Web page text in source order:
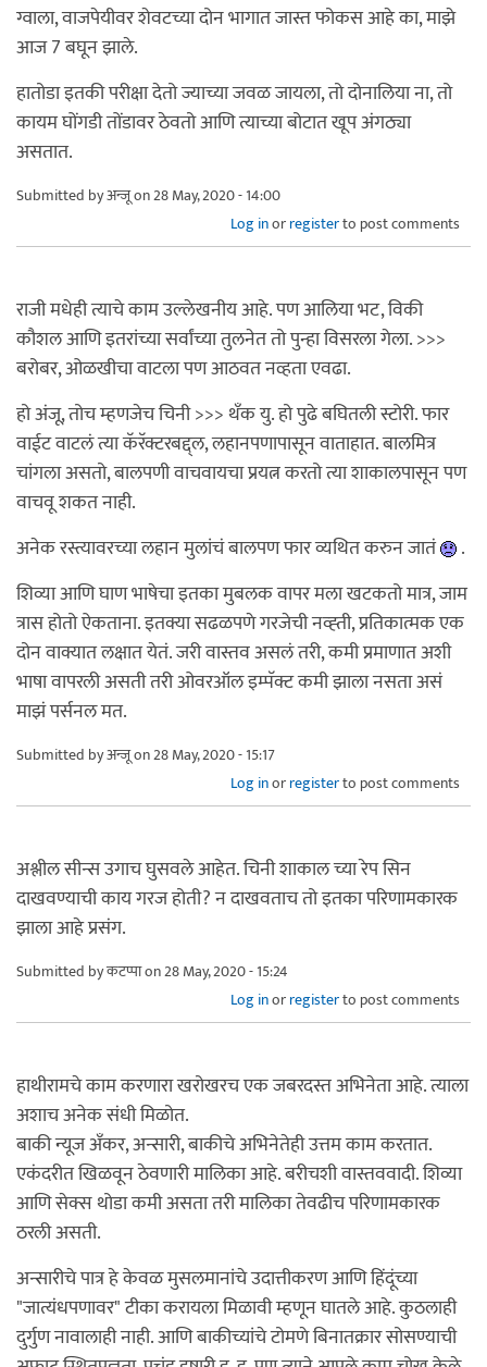
ग्वाला, वाजपेयीवर शेवटच्या दोन भागात जास्त फोकस आहे का, माझे
आज 7 बघून झाले.
हातोडा इतकी परीक्षा देतो ज्याच्या जवळ जायला, तो दोनालिया ना, तो
कायम घोंगडी तोंडावर ठेवतो आणि त्याच्या बोटात खूप अंगठ्या
असतात.
Submitted byअन्जूon 28 May, 2020 - 14:00
Log inorregisterto post comments
राजी मधेही त्याचे काम उल्लेखनीय आहे. पण आलिया भट, विकी
कौशल आणि इतरांच्या सर्वांच्या तुलनेत तो पुन्हा विसरला गेला. >>>
बरोबर, ओळखीचा वाटला पण आठवत नव्हता एवढा.
हो अंजू, तोच म्हणजेच चिनी >>> थँक यु. हो पुढे बघितली स्टोरी. फार
वाईट वाटलं त्या कॅरॅक्टरबद्द्ल, लहानपणापासून वाताहात. बालमित्र
चांगला असतो, बालपणी वाचवायचा प्रयत्न करतो त्या शाकालपासून पण
वाचवू शकत नाही.
अनेक रस्त्यावरच्या लहान मुलांचं बालपण फार व्यथित करुन जातं
.
शिव्या आणि घाण भाषेचा इतका मुबलक वापर मला खटकतो मात्र, जाम
त्रास होतो ऐकताना. इतक्या सढळपणे गरजेची नव्ह्ती, प्रतिकात्मक एक
दोन वाक्यात लक्षात येतं. जरी वास्तव असलं तरी, कमी प्रमाणात अशी
भाषा वापरली असती तरी ओवरऑल इम्पॅक्ट कमी झाला नसता असं
माझं पर्सनल मत.
Submitted byअन्जूon 28 May, 2020 - 15:17
Log inorregisterto post comments
अश्लील सीन्स उगाच घुसवले आहेत. चिनी शाकाल च्या रेप सिन
दाखवण्याची काय गरज होती? न दाखवताच तो इतका परिणामकारक
झाला आहे प्रसंग.
Submitted byकटप्पाon 28 May, 2020 - 15:24
Log inorregisterto post comments
हाथीरामचे काम करणारा खरोखरच एक जबरदस्त अभिनेता आहे. त्याला
अशाच अनेक संधी मिळोत.
बाकी न्यूज अँकर, अन्सारी, बाकीचे अभिनेतेही उत्तम काम करतात.
एकंदरीत खिळवून ठेवणारी मालिका आहे. बरीचशी वास्तववादी. शिव्या
आणि सेक्स थोडा कमी असता तरी मालिका तेवढीच परिणामकारक
ठरली असती.
अन्सारीचे पात्र हे केवळ मुसलमानांचे उदात्तीकरण आणि हिंदूंच्या
"जात्यंधपणावर" टीका करायला मिळावी म्हणून घातले आहे. कुठलाही
दुर्गुण नावालाही नाही. आणि बाकीच्यांचे टोमणे बिनातक्रार सोसण्याची